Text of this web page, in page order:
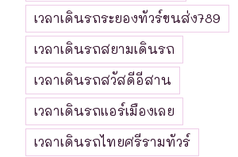
เวลาเดินรถระยองทัวร์ขนส่ง789
เวลาเดินรถสยามเดินรถ
เวลาเดินรถสวัสดีอีสาน
เวลาเดินรถแอร์เมืองเลย
เวลาเดินรถไทยศรีรามทัวร์